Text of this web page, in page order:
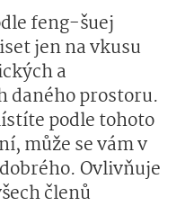
feng-šuej
jen na vkusu
a
daného prostoru.
podle tohoto
může se vám v
Ovlivňuje
členů